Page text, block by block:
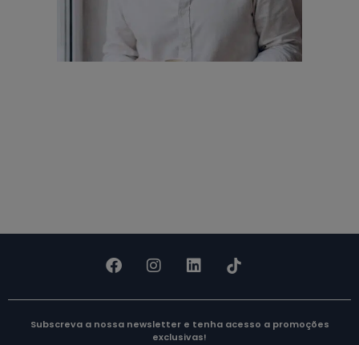
Subscreva a nossa newsletter e tenha acesso a promoções
exclusivas!